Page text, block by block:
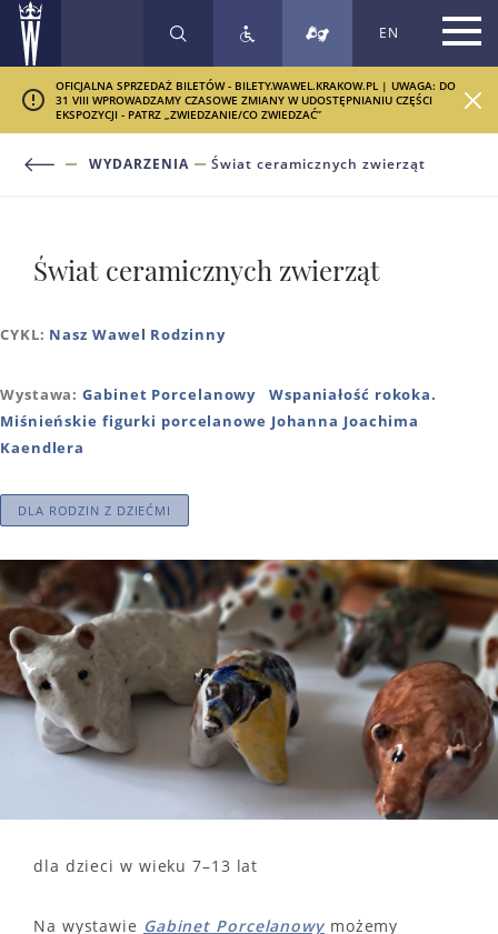
SZUKAJ EN
OFICJALNA SPRZEDAŻ BILETÓW - BILETY.WAWEL.KRAKOW.PL | UWAGA: DO
31 VIII WPROWADZAMY CZASOWE ZMIANY W UDOSTĘPNIANIU CZĘŚCI
EKSPOZYCJI - PATRZ „ZWIEDZANIE/CO ZWIEDZAĆ”
WYDARZENIA Świat ceramicznych zwierząt
Świat ceramicznych zwierząt
CYKL: Nasz Wawel Rodzinny
Wystawa:Gabinet Porcelanowy
Wspaniałość rokoka.
Miśnieńskie figurki porcelanowe Johanna Joachima
Kaendlera
DLA RODZIN Z DZIEĆMI
dla dzieci w wieku 7–13 lat
Na wystawie Gabinet Porcelanowymożemy